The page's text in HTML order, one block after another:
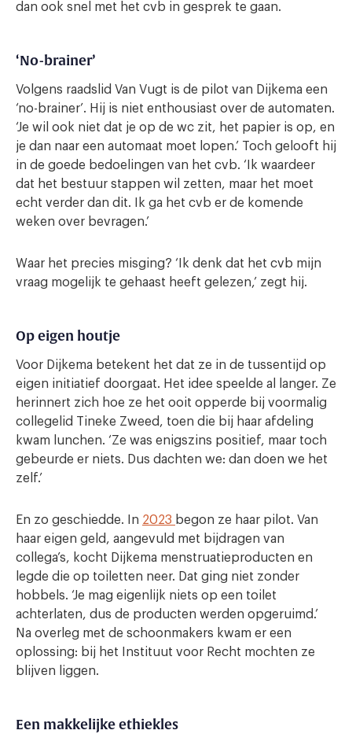
dan ook snel met het cvb in gesprek te gaan.
‘No-brainer’
Volgens raadslid Van Vugt is de pilot van Dijkema een
‘no-brainer’. Hij is niet enthousiast over de automaten.
‘Je wil ook niet dat je op de wc zit, het papier is op, en
je dan naar een automaat moet lopen.’ Toch gelooft hij
in de goede bedoelingen van het cvb. ‘Ik waardeer
dat het bestuur stappen wil zetten, maar het moet
echt verder dan dit. Ik ga het cvb er de komende
weken over bevragen.’
Waar het precies misging? ‘Ik denk dat het cvb mijn
vraag mogelijk te gehaast heeft gelezen,’ zegt hij.
Op eigen houtje
Voor Dijkema betekent het dat ze in de tussentijd op
eigen initiatief doorgaat. Het idee speelde al langer. Ze
herinnert zich hoe ze het ooit opperde bij voormalig
collegelid Tineke Zweed, toen die bij haar afdeling
kwam lunchen. ‘Ze was enigszins positief, maar toch
gebeurde er niets. Dus dachten we: dan doen we het
zelf.’
En zo geschiedde. In 2023 begon ze haar pilot. Van
haar eigen geld, aangevuld met bijdragen van
collega’s, kocht Dijkema menstruatieproducten en
legde die op toiletten neer. Dat ging niet zonder
hobbels. ‘Je mag eigenlijk niets op een toilet
achterlaten, dus de producten werden opgeruimd.’
Na overleg met de schoonmakers kwam er een
oplossing: bij het Instituut voor Recht mochten ze
blijven liggen.
Een makkelijke ethiekles